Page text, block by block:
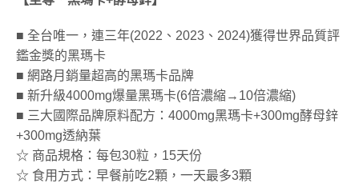
■ 全台唯一，連三年(2022、2023、2024)獲得世界品質評
鑑金獎的黑瑪卡
■ 網路月銷量超高的黑瑪卡品牌
■ 新升級4000mg爆量黑瑪卡(6倍濃縮→10倍濃縮)
■ 三大國際品牌原料配方：4000mg黑瑪卡+300mg酵母鋅
+300mg透納葉
☆ 商品規格：每包30粒，15天份
☆ 食用方式：早餐前吃2顆，一天最多3顆